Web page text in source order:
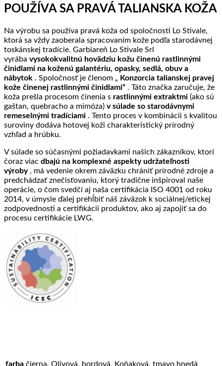
POUŽÍVA SA PRAVÁ TALIANSKA KOŽA
Na výrobu sa používa pravá koža od spoločnosti Lo Stivale,
ktorá sa vždy zaoberala spracovaním kože podľa starodávnej
toskánskej tradície. Garbiareň Lo Stivale Srl
vyrába vysokokvalitnú hovädziu kožu činenú rastlinnými
činidlami na koženú galantériu, opasky, sedlá, obuv a
nábytok . Spoločnosť je členom „ Konzorcia talianskej pravej
kože činenej rastlinnými činidlami“ . Táto značka zaručuje, že
koža prešla procesom činenia s rastlinnými extraktmi (ako sú
gaštan, quebracho a mimóza) v súlade so starodávnymi
remeselnými tradíciami . Tento proces v kombinácii s kvalitou
suroviny dodáva hotovej koži charakteristický prírodný
vzhľad a hrúbku.
V súlade so súčasnými požiadavkami našich zákazníkov, ktorí
čoraz viac dbajú na komplexné aspekty udržateľnosti
výroby, má vedenie okrem záväzku chrániť prírodné zdroje a
predchádzať znečisťovaniu, ktorý tradične inšpiroval naše
operácie, o čom svedčí aj naša certifikácia ISO 4001 od roku
2014, v úmysle ďalej prehĺbiť náš záväzok k sociálnej/etickej
zodpovednosti a certifikácii produktov, ako aj zapojiť sa do
procesu certifikácie LWG.
farba čierna, Olivová, bordová, Koňaková, tmavo hnedá